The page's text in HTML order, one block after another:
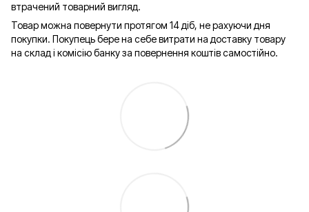
втрачений товарний вигляд.
Товар можна повернути протягом 14 діб, не рахуючи дня
покупки. Покупець бере на себе витрати на доставку товару
на склад і комісію банку за повернення коштів самостійно.